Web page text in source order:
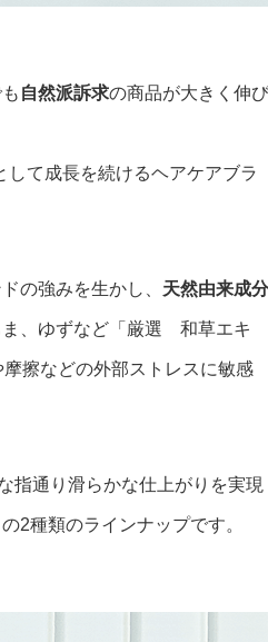
自然派訴求の商品が大きく伸び
して成長を続けるヘアケアブラ
の強みを生かし、 天然由来成分
ま、ゆずなど「厳選 和草エキ
擦などの外部ストレスに敏感
指通り滑らかな仕上がりを実現
2種類のラインナップです。